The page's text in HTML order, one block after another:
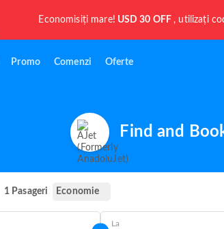
Economisiți mare! USD 30 OFF , utilizați
Promo Comenzi Oferte
Find and
1 Pasageri Economie
La